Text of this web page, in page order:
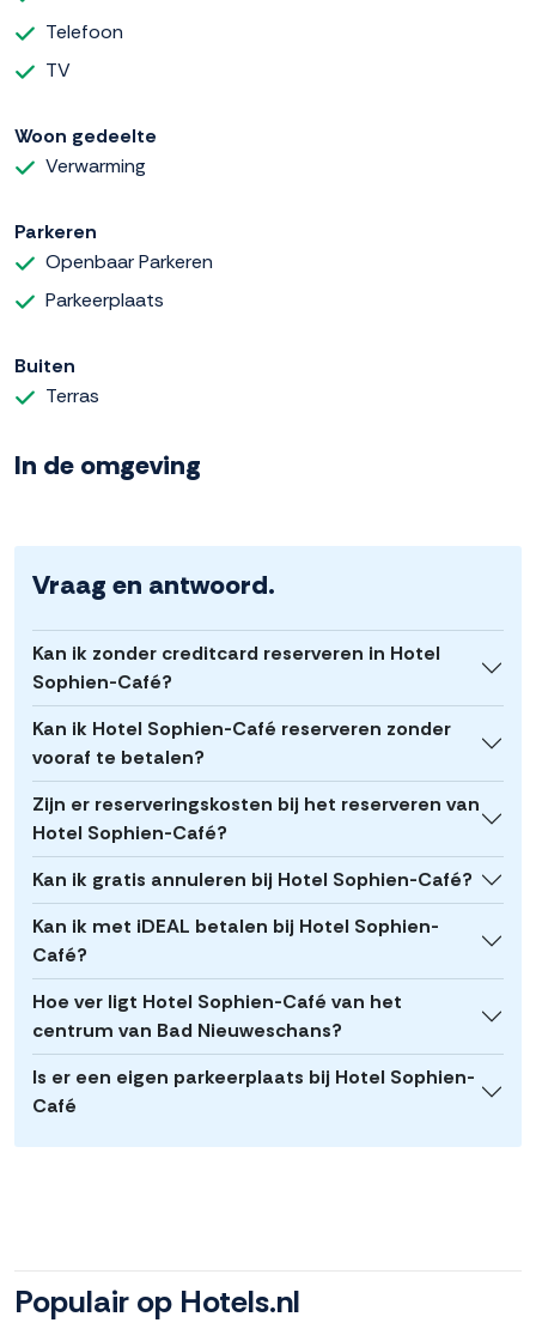
Telefoon
TV
Woon gedeelte
Verwarming
Parkeren
Openbaar Parkeren
Parkeerplaats
Buiten
Terras
In de omgeving
Vraag en antwoord.
Kan ik zonder creditcard reserveren in Hotel
Sophien-Café?
Kan ik Hotel Sophien-Café reserveren zonder
vooraf te betalen?
Zijn er reserveringskosten bij het reserveren van
Hotel Sophien-Café?
Kan ik gratis annuleren bij Hotel Sophien-Café?
Kan ik met iDEAL betalen bij Hotel Sophien-
Café?
Hoe ver ligt Hotel Sophien-Café van het
centrum van Bad Nieuweschans?
Is er een eigen parkeerplaats bij Hotel Sophien-
Café
Populair op Hotels.nl